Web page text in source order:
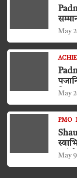
May
किया
May
PMO
जयंती
May